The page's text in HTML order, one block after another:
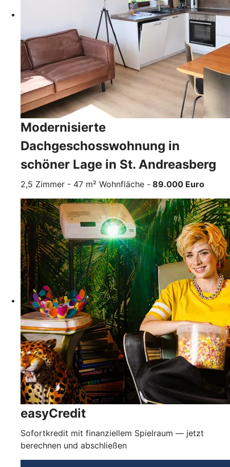
Modernisierte
Dachgeschosswohnung in
schöner Lage in St. Andreasberg
2,5 Zimmer - 47 m² Wohnfläche - 89.000 Euro
easyCredit
Sofortkredit mit finanziellem Spielraum — jetzt
berechnen und abschließen